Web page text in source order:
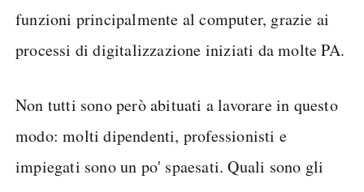
funzioni principalmente al computer, grazie ai
processi di digitalizzazione iniziati da molte PA.
Non tutti sono però abituati a lavorare in questo
modo: molti dipendenti, professionisti e
impiegati sono un po' spaesati. Quali sono gli